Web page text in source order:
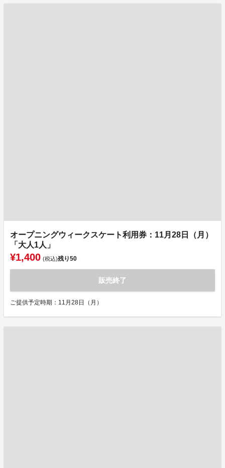
オープニングウィークスケート利用券：11月28日（月）
「大人1人」
¥1,400 (税込)残り50
販売終了
ご提供予定時期：11月28日（月）